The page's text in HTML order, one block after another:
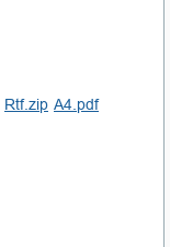
rtf.zip
a4.pdf